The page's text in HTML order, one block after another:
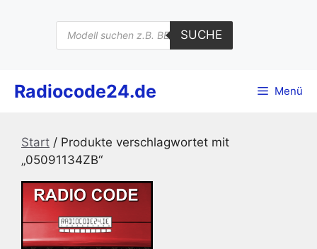
Products
search
SUCHE
Radiocode24.de Menü
Start / Produkte verschlagwortet mit
„05091134ZB“